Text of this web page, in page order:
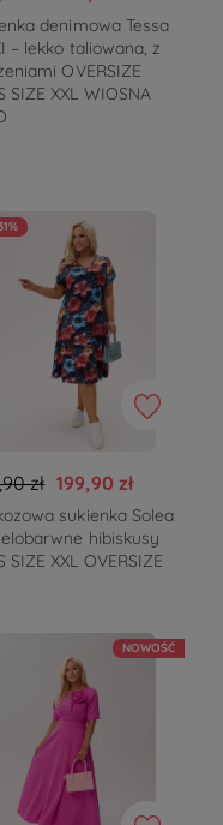
denimowa Tessa
– lekko taliowana, z
OVERSIZE
SIZE XXL WIOSNA
zł 199,90 zł
sukienka Solea
hibiskusy
SIZE XXL OVERSIZE
NOWOŚĆ